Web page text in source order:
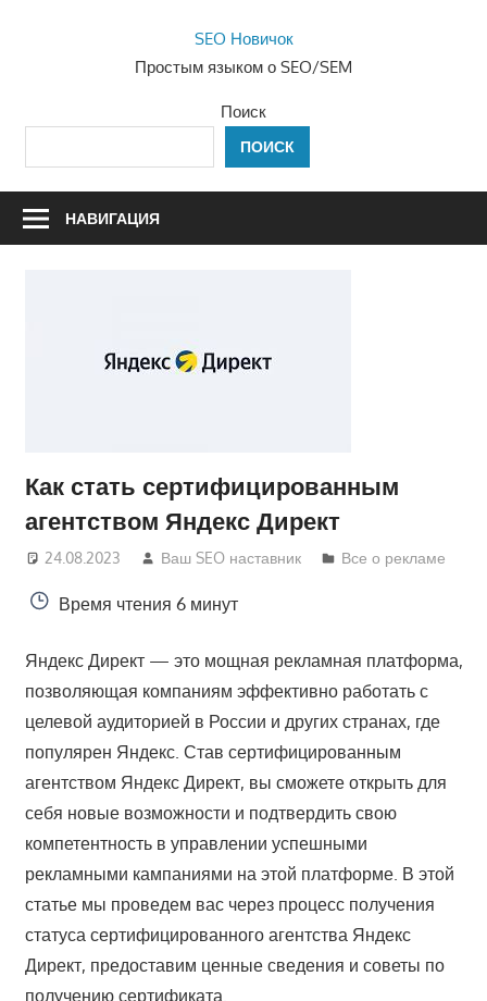
SEO Новичок
Простым языком о SEO/SEM
Поиск
ПОИСК
НАВИГАЦИЯ
Как стать сертифицированным
агентством Яндекс Директ
24.08.2023 Ваш SEO наставник Все о рекламе
Время чтения 6 минут
Яндекс Директ — это мощная рекламная платформа,
позволяющая компаниям эффективно работать с
целевой аудиторией в России и других странах, где
популярен Яндекс. Став сертифицированным
агентством Яндекс Директ, вы сможете открыть для
себя новые возможности и подтвердить свою
компетентность в управлении успешными
рекламными кампаниями на этой платформе. В этой
статье мы проведем вас через процесс получения
статуса сертифицированного агентства Яндекс
Директ, предоставим ценные сведения и советы по
получению сертификата.